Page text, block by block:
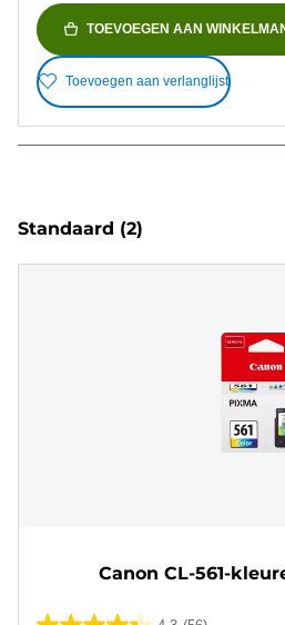
TOEVOEGEN AAN
Toevoegen aan verlanglijst
Standaard (2)
Canon CL-561-